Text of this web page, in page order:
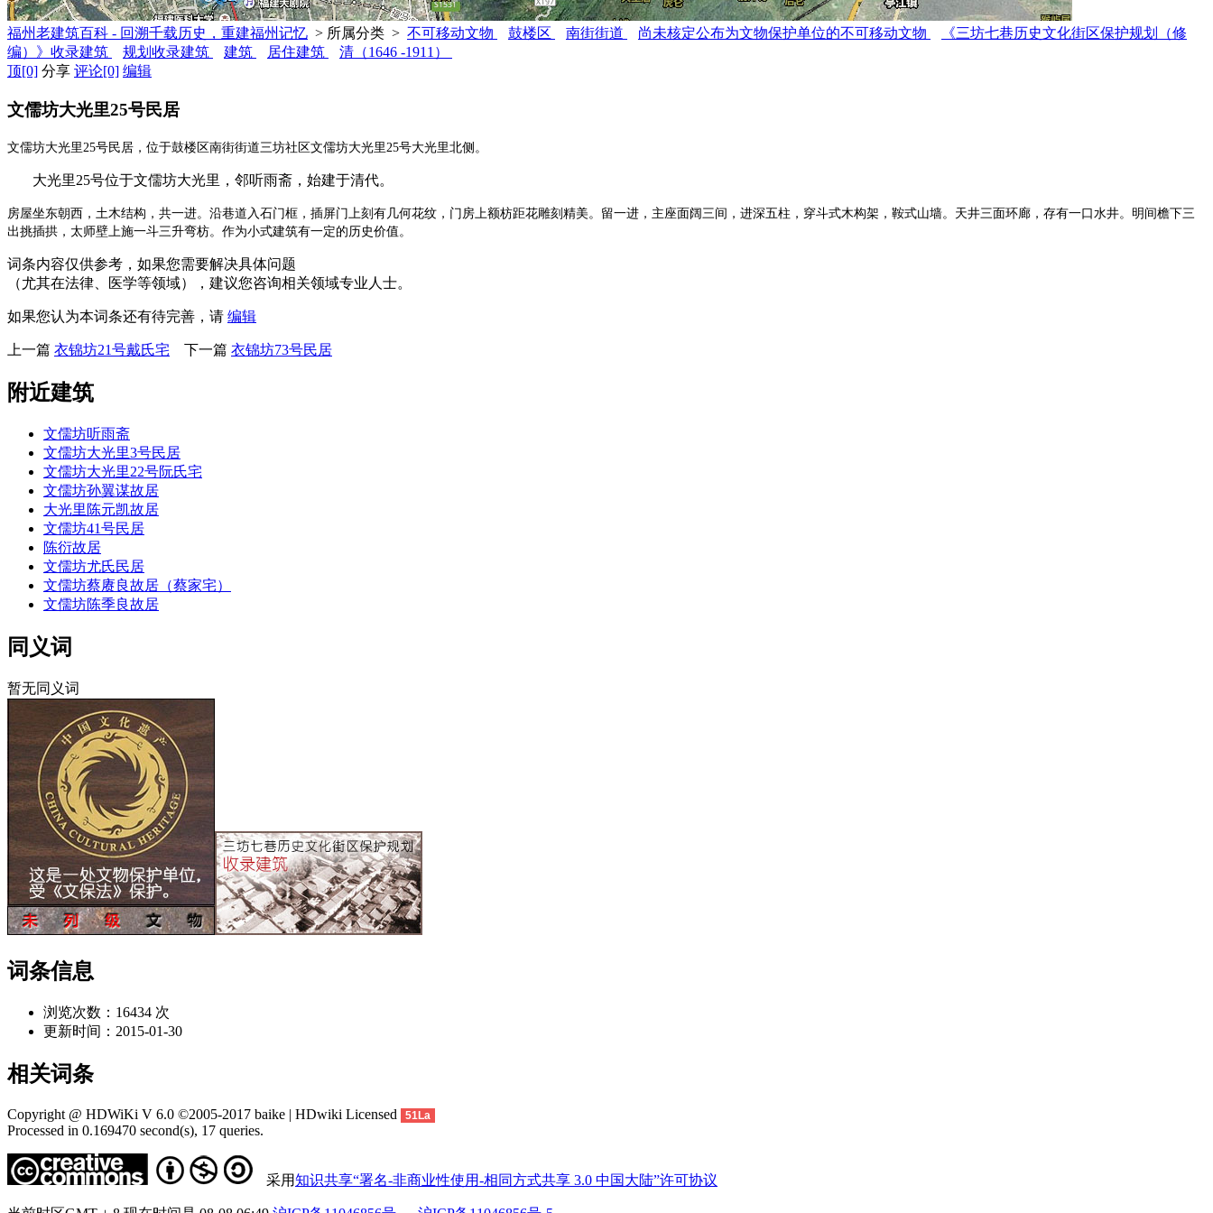
福州老建筑百科 - 回溯千载历史，重建福州记忆 > 所属分类 > 不可移动文物 鼓楼区 南街街道 尚未核定公布为文物保护单位的不可移动文物
《三坊七巷历史文化街区保护规划（修
编）》收录建筑
规划收录建筑 建筑 居住建筑
清（1646 -1911）
顶[0] 分享 评论[0] 编辑
文儒坊大光里25号民居
文儒坊大光里25号民居，位于鼓楼区南街街道三坊社区文儒坊大光里25号大光里北侧。
大光里25号位于文儒坊大光里，邻听雨斋，始建于清代。
房屋坐东朝西，土木结构，共一进。沿巷道入石门框，插屏门上刻有几何花纹，门房上额枋距花雕刻精美。留一进，主座面阔三间，进深五柱，穿斗式木构架，鞍式山墙。天井三面环廊，存有一口水井。明间檐下三
出挑插拱，太师壁上施一斗三升弯枋。作为小式建筑有一定的历史价值。
词条内容仅供参考，如果您需要解决具体问题
（尤其在法律、医学等领域），建议您咨询相关领域专业人士。
如果您认为本词条还有待完善，请 编辑
上一篇 衣锦坊21号戴氏宅 下一篇 衣锦坊73号民居
附近建筑
文儒坊听雨斋
文儒坊大光里3号民居
文儒坊大光里22号阮氏宅
文儒坊孙翼谋故居
大光里陈元凯故居
文儒坊41号民居
陈衍故居
文儒坊尤氏民居
文儒坊蔡赓良故居（蔡家宅）
文儒坊陈季良故居
同义词
暂无同义词
词条信息
浏览次数： 16434 次
更新时间： 2015-01-30
相关词条
Copyright @ HDWiKi V 6.0 ©2005-2017 baike | HDwiki Licensed 51La
Processed in 0.169470 second(s), 17 queries.
采用知识共享“署名-非商业性使用-相同方式共享 3.0 中国大陆”许可协议